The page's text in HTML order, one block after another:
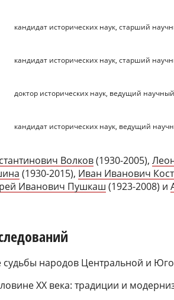
кандидат исторических наук, старший
кандидат исторических наук, старший
доктор исторических наук, ведущий
кандидат исторических наук, ведущий
Волков(1930-2005),
(1930-2015), Иван Иванович
Иванович Пушкаш (1923-2008) и
народов Центральной и
ХХ века: традиции и